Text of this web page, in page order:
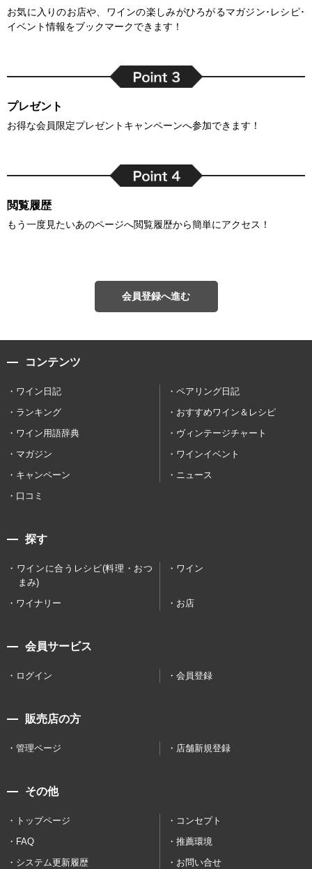
お気に入りのお店や、ワインの楽しみがひろがるマガジン･レシピ･
イベント情報をブックマークできます！
プレゼント
お得な会員限定プレゼントキャンペーンへ参加できます！
閲覧履歴
もう一度見たいあのページへ閲覧履歴から簡単にアクセス！
会員登録へ進む
コンテンツ
ワイン日記
ペアリング日記
ランキング
おすすめワイン＆レシピ
ワイン用語辞典
ヴィンテージチャート
マガジン
ワインイベント
キャンペーン
ニュース
口コミ
探す
ワインに合うレシピ(料理・おつ
まみ)
ワイン
ワイナリー お店
会員サービス
ログイン 会員登録
販売店の方
管理ページ 店舗新規登録
その他
トップページ
コンセプト
FAQ
推薦環境
システム更新履歴
お問い合せ